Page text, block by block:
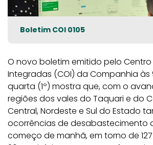
Boletim COI 0105
O novo boletim emitido pelo
Integradas (COI) da Companhia às
quarta (1º) mostra que, com o
regiões dos vales do Taquari e do
Central, Nordeste e Sul do Estado
ocorrências de desabastecimento
começo de manhã, em torno de